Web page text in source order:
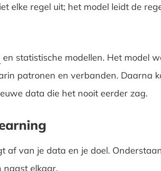
elke regel uit; het model leidt de
en statistische modellen. Het model
patronen en verbanden. Daarna
data die het nooit eerder zag.
af van je data en je doel.
elkaar.